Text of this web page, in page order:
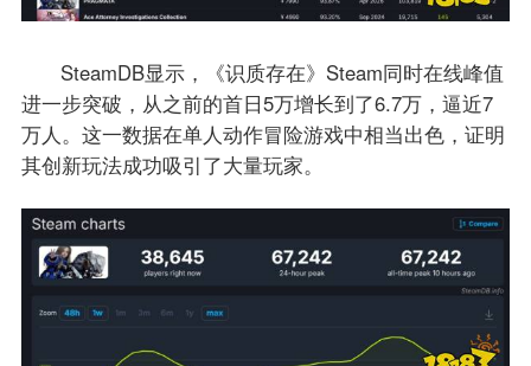
SteamDB显示，《识质存在》Steam同时在线峰值
进一步突破，从之前的首日5万增长到了6.7万，逼近7
万人。这一数据在单人动作冒险游戏中相当出色，证明
其创新玩法成功吸引了大量玩家。